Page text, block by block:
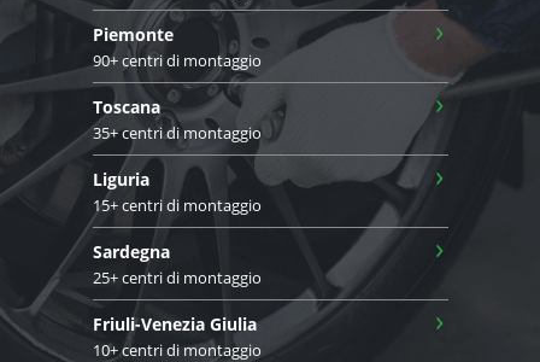
Piemonte
90+ centri di montaggio
›
Toscana
35+ centri di montaggio
›
Liguria
15+ centri di montaggio
›
Sardegna
25+ centri di montaggio
›
Friuli-Venezia Giulia
10+ centri di montaggio
›